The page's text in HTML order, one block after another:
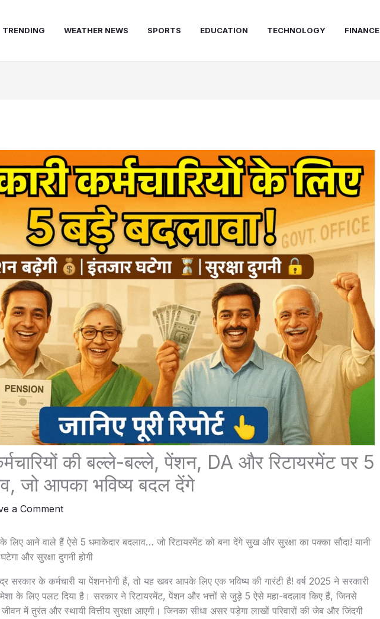
TRENDING WEATHER NEWS SPORTS EDUCATION TECHNOLOGY FINANCE
की बल्ले-बल्ले, पेंशन, DA और रिटायरमेंट पर 5
जो आपका भविष्य बदल देंगे
a Comment
के लिए आने वाले हैं ऐसे 5 धमाकेदार बदलाव… जो रिटायरमेंट को बना देंगे सुख और सुरक्षा का पक्का सौदा! यानी
और सुरक्षा दुगनी होगी
सरकार के कर्मचारी या पेंशनभोगी हैं, तो यह खबर आपके लिए एक भविष्य की गारंटी है! वर्ष 2025 ने सरकारी
के लिए पलट दिया है। सरकार ने रिटायरमेंट, पेंशन और भत्तों से जुड़े 5 ऐसे महा-बदलाव किए हैं, जिनसे
जीवन में तुरंत और स्थायी वित्तीय सुरक्षा आएगी। जिनका सीधा असर पड़ेगा लाखों परिवारों की जेब और जिंदगी